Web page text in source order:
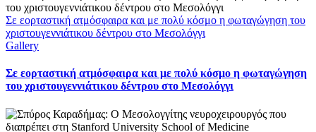
Σε εορταστική ατμόσφαιρα και με πολύ κόσμο η φωταγώγηση του
χριστουγεννιάτικου δέντρου στο Μεσολόγγι
Gallery
Σε εορταστική ατμόσφαιρα και με πολύ κόσμο η φωταγώγηση
του χριστουγεννιάτικου δέντρου στο Μεσολόγγι